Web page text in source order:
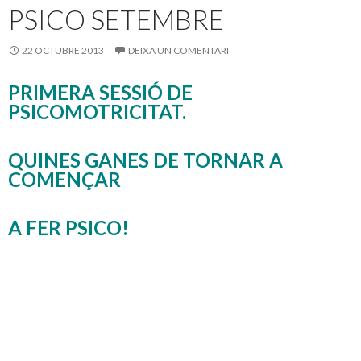
o
k
te
ix
PSICO SETEMBRE
22 OCTUBRE 2013 DEIXA UN COMENTARI
PRIMERA SESSIÓ DE
PSICOMOTRICITAT.
QUINES GANES DE TORNAR A
COMENÇAR
A FER PSICO!